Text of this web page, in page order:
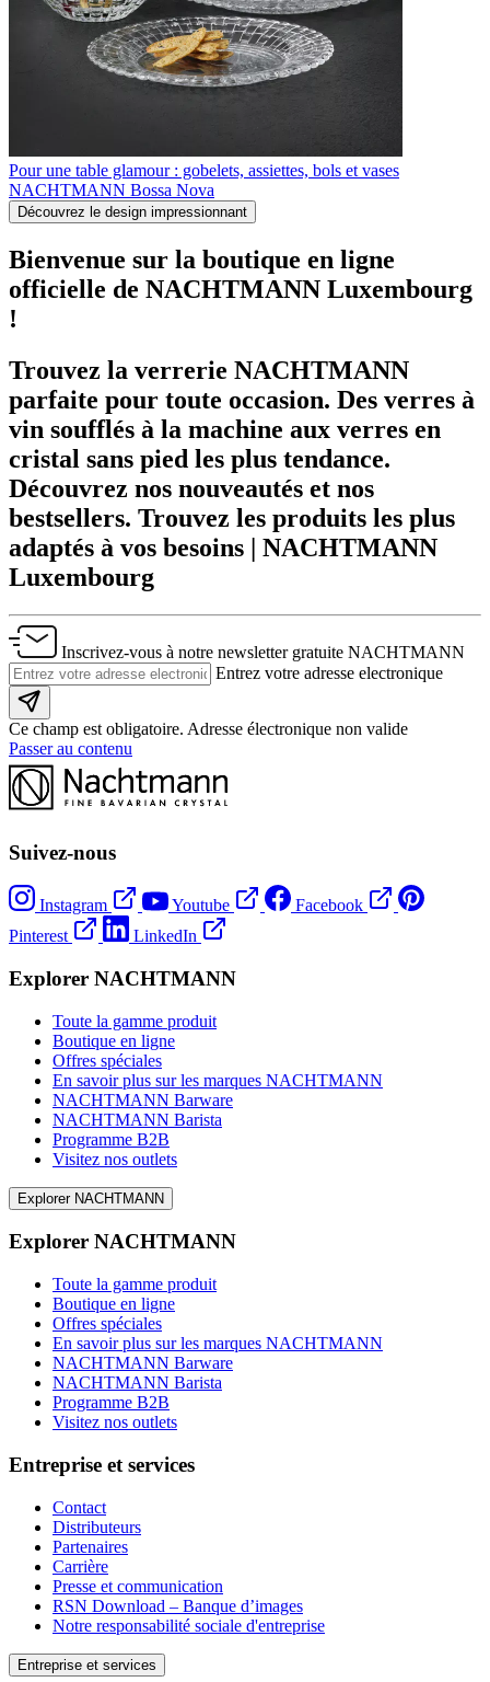
Pour une table glamour : gobelets, assiettes, bols et vases
NACHTMANN Bossa Nova
Découvrez le design impressionnant
Bienvenue sur la boutique en ligne
officielle de NACHTMANN Luxembourg
!
Trouvez la verrerie NACHTMANN
parfaite pour toute occasion. Des verres à
vin soufflés à la machine aux verres en
cristal sans pied les plus tendance.
Découvrez nos nouveautés et nos
bestsellers. Trouvez les produits les plus
adaptés à vos besoins | NACHTMANN
Luxembourg
Inscrivez-vous à notre newsletter gratuite NACHTMANN
Entrez votre adresse electronique
Ce champ est obligatoire. Adresse électronique non valide
Passer au contenu
Suivez-nous
Instagram Youtube
Facebook
Pinterest
LinkedIn
Explorer NACHTMANN
Toute la gamme produit
Boutique en ligne
Offres spéciales
En savoir plus sur les marques NACHTMANN
NACHTMANN Barware
NACHTMANN Barista
Programme B2B
Visitez nos outlets
Explorer NACHTMANN
Explorer NACHTMANN
Toute la gamme produit
Boutique en ligne
Offres spéciales
En savoir plus sur les marques NACHTMANN
NACHTMANN Barware
NACHTMANN Barista
Programme B2B
Visitez nos outlets
Entreprise et services
Contact
Distributeurs
Partenaires
Carrière
Presse et communication
RSN Download – Banque d’images
Notre responsabilité sociale d'entreprise
Entreprise et services